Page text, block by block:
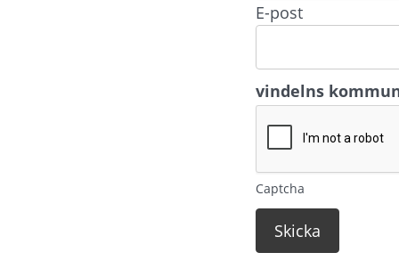
E-post
vindelns
Captcha